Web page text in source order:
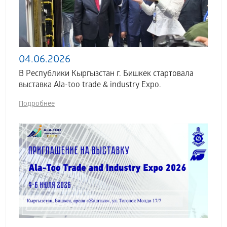
04.06.2026
В Республики Кыргызстан г. Бишкек стартовала
выставка Аla-too trade & industry Expo.
Подробнее